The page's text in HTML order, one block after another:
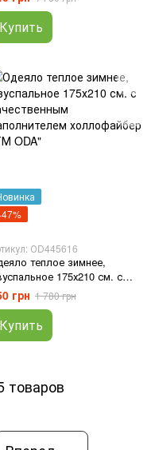
ОДА
Купить
ОD445616
теплое зимнее,
175х210 см. с
наполнителем
"ТМ ODA"
грн 1 780 грн
Купить
товаров